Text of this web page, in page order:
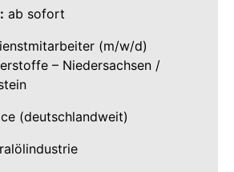
ab sofort
(m/w/d)
– Niedersachsen /
(deutschlandweit)